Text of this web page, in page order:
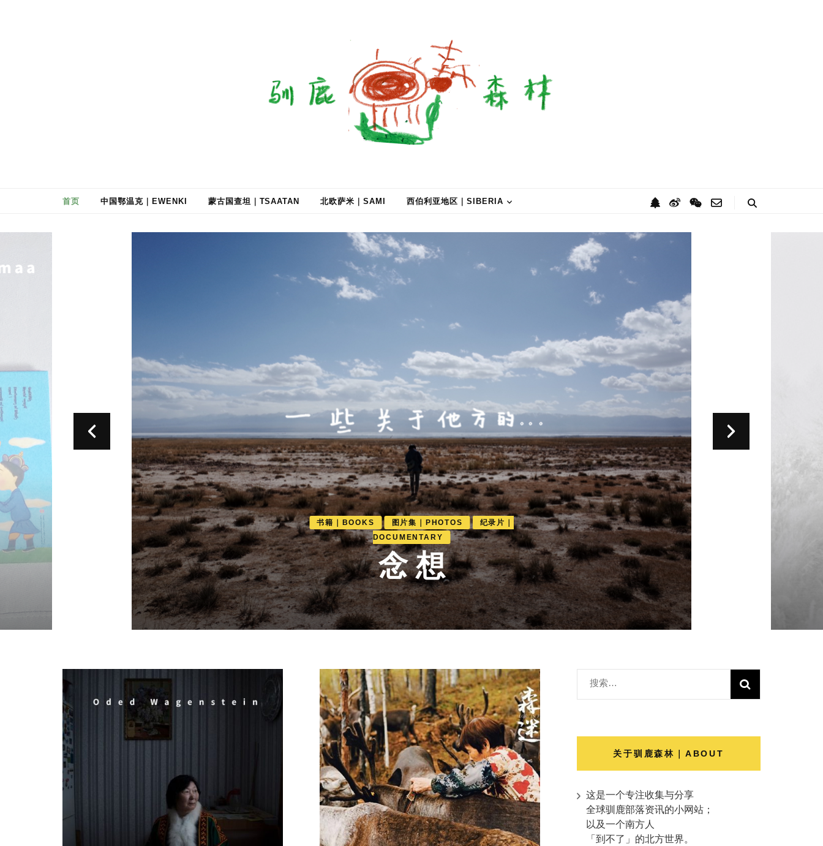
首页 中国鄂温克｜EWENKI 蒙古国查坦｜TSAATAN 北欧萨米｜SAMI 西伯利亚地区｜SIBERIA
电影｜MOVIE
电影5｜好故事，从
看第二遍开始。
搜
索：
关于驯鹿森林｜ABOUT
这是一个专注收集与分享
全球驯鹿部落资讯的小网站；
以及一个南方人
「到不了」的北方世界。